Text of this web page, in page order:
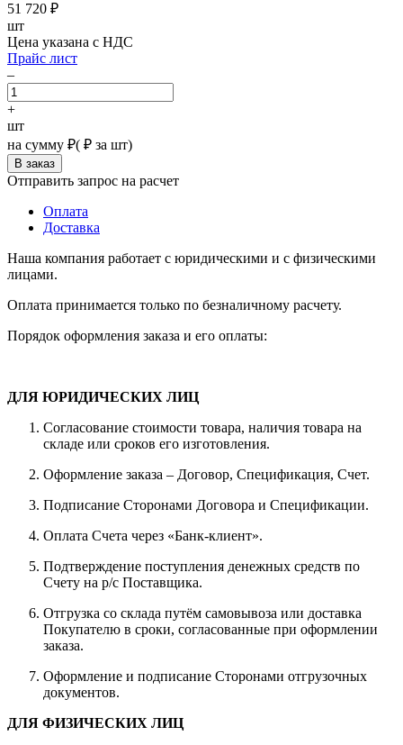
51 720 ₽
шт
Цена указана с НДС
Прайс лист
–
+
шт
на сумму ₽( ₽ за шт)
Отправить запрос на расчет
Оплата
Доставка
Наша компания работает с юридическими и с физическими
лицами.
Оплата принимается только по безналичному расчету.
Порядок оформления заказа и его оплаты:
ДЛЯ ЮРИДИЧЕСКИХ ЛИЦ
Согласование стоимости товара, наличия товара на
складе или сроков его изготовления.
Оформление заказа – Договор, Спецификация, Счет.
Подписание Сторонами Договора и Спецификации.
Оплата Счета через «Банк-клиент».
Подтверждение поступления денежных средств по
Счету на р/с Поставщика.
Отгрузка со склада путём самовывоза или доставка
Покупателю в сроки, согласованные при оформлении
заказа.
Оформление и подписание Сторонами отгрузочных
документов.
ДЛЯ ФИЗИЧЕСКИХ ЛИЦ